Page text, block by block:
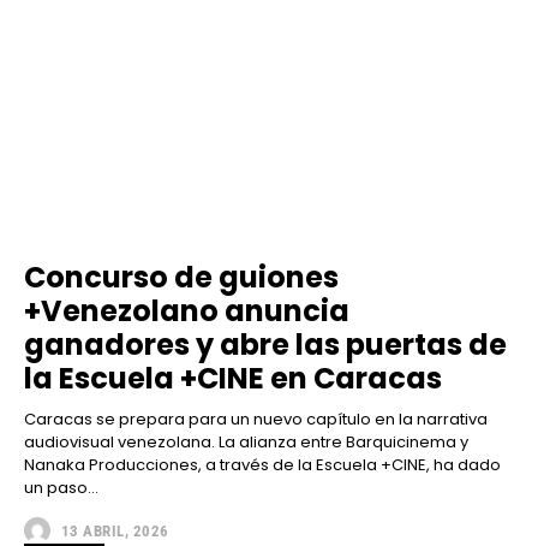
Concurso de guiones
+Venezolano anuncia
ganadores y abre las puertas de
la Escuela +CINE en Caracas
Caracas se prepara para un nuevo capítulo en la narrativa
audiovisual venezolana. La alianza entre Barquicinema y
Nanaka Producciones, a través de la Escuela +CINE, ha dado
un paso...
13 ABRIL, 2026